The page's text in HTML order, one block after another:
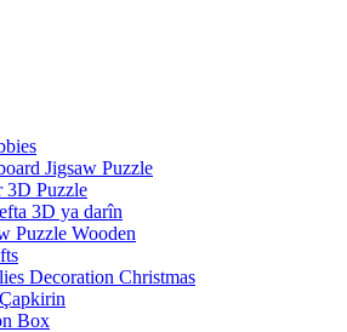
Jigsaw Puzzle
3D Puzzle
3D ya darîn
Puzzle Wooden
Decoration Christmas
Box